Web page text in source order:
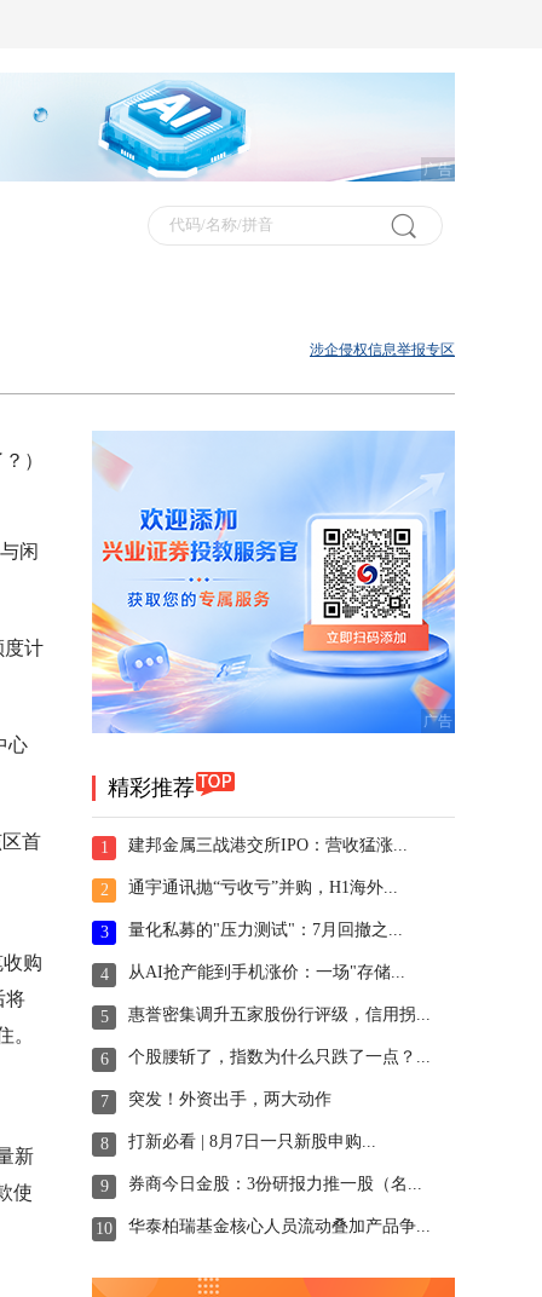
广告
涉企侵权信息举报专区
）
闲
度计
心
首
购
将
。
新
使
精彩推荐
1 建邦金属三战港交所IPO：营收猛涨...
2 通宇通讯抛“亏收亏”并购，H1海外...
3 量化私募的"压力测试"：7月回撤之...
4 从AI抢产能到手机涨价：一场"存储...
5 惠誉密集调升五家股份行评级，信用拐...
6 个股腰斩了，指数为什么只跌了一点？...
7 突发！外资出手，两大动作
8 打新必看 | 8月7日一只新股申购...
9 券商今日金股：3份研报力推一股（名...
10 华泰柏瑞基金核心人员流动叠加产品争...